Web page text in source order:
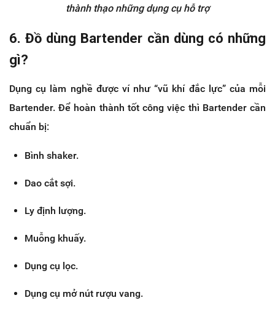
thành thạo những dụng cụ hỗ trợ
6. Đồ dùng Bartender cần dùng có những
gì?
Dụng cụ làm nghề được ví như “vũ khí đắc lực” của mỗi
Bartender. Để hoàn thành tốt công việc thì Bartender cần
chuẩn bị:
Bình shaker.
Dao cắt sợi.
Ly định lượng.
Muỗng khuấy.
Dụng cụ lọc.
Dụng cụ mở nút rượu vang.